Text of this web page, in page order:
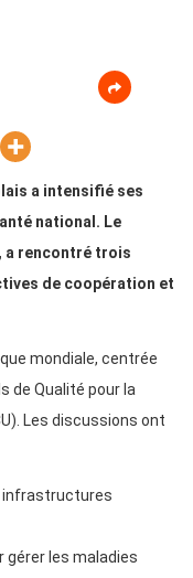
a intensifié ses
national. Le
a rencontré trois
de coopération et
mondiale, centrée
de Qualité pour la
Les discussions ont
infrastructures
gérer les maladies